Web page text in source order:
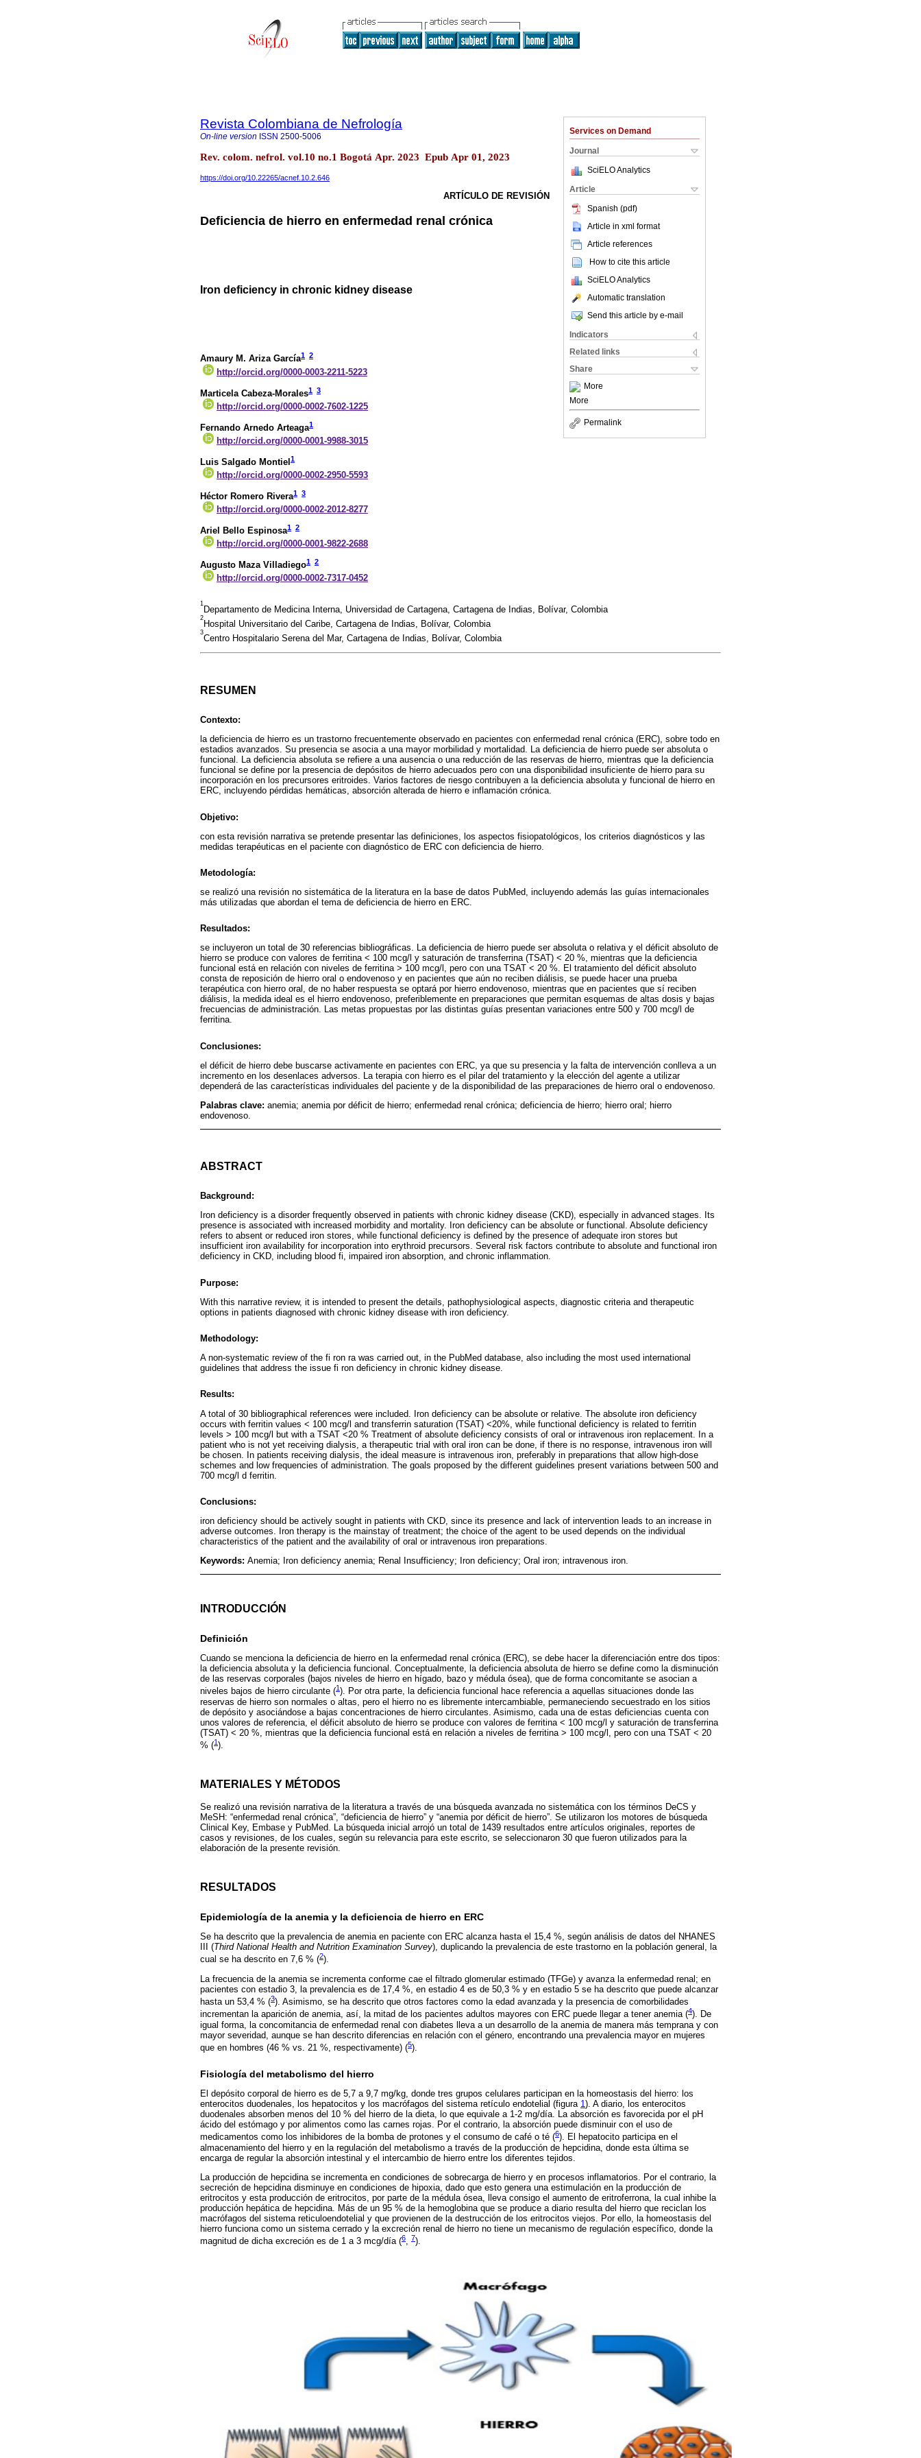
Services on Demand
Journal
SciELO Analytics
Article
Spanish (pdf)
Article in xml format
Article references
How to cite this article
SciELO Analytics
Automatic translation
Send this article by e-mail
Indicators
Related links
Share
More
More
Permalink
Revista Colombiana de Nefrología
On-line version ISSN 2500-5006
Rev. colom. nefrol. vol.10 no.1 Bogotá Apr. 2023 Epub Apr 01, 2023
https://doi.org/10.22265/acnef.10.2.646
ARTÍCULO DE REVISIÓN
Deficiencia de hierro en enfermedad renal crónica
Iron deficiency in chronic kidney disease
Amaury M. Ariza García1 2
http://orcid.org/0000-0003-2211-5223
Marticela Cabeza-Morales1 3
http://orcid.org/0000-0002-7602-1225
Fernando Arnedo Arteaga1
http://orcid.org/0000-0001-9988-3015
Luis Salgado Montiel 1
http://orcid.org/0000-0002-2950-5593
Héctor Romero Rivera1 3
http://orcid.org/0000-0002-2012-8277
Ariel Bello Espinosa1 2
http://orcid.org/0000-0001-9822-2688
Augusto Maza Villadiego1 2
http://orcid.org/0000-0002-7317-0452
1
Departamento de Medicina Interna, Universidad de Cartagena, Cartagena de Indias, Bolívar, Colombia
2
Hospital Universitario del Caribe, Cartagena de Indias, Bolívar, Colombia
3
Centro Hospitalario Serena del Mar, Cartagena de Indias, Bolívar, Colombia
RESUMEN
Contexto:
la deficiencia de hierro es un trastorno frecuentemente observado en pacientes con enfermedad renal crónica (ERC), sobre todo en
estadios avanzados. Su presencia se asocia a una mayor morbilidad y mortalidad. La deficiencia de hierro puede ser absoluta o
funcional. La deficiencia absoluta se refiere a una ausencia o una reducción de las reservas de hierro, mientras que la deficiencia
funcional se define por la presencia de depósitos de hierro adecuados pero con una disponibilidad insuficiente de hierro para su
incorporación en los precursores eritroides. Varios factores de riesgo contribuyen a la deficiencia absoluta y funcional de hierro en
ERC, incluyendo pérdidas hemáticas, absorción alterada de hierro e inflamación crónica.
Objetivo:
con esta revisión narrativa se pretende presentar las definiciones, los aspectos fisiopatológicos, los criterios diagnósticos y las
medidas terapéuticas en el paciente con diagnóstico de ERC con deficiencia de hierro.
Metodología:
se realizó una revisión no sistemática de la literatura en la base de datos PubMed, incluyendo además las guías internacionales
más utilizadas que abordan el tema de deficiencia de hierro en ERC.
Resultados:
se incluyeron un total de 30 referencias bibliográficas. La deficiencia de hierro puede ser absoluta o relativa y el déficit absoluto de
hierro se produce con valores de ferritina < 100 mcg/l y saturación de transferrina (TSAT) < 20 %, mientras que la deficiencia
funcional está en relación con niveles de ferritina > 100 mcg/l, pero con una TSAT < 20 %. El tratamiento del déficit absoluto
consta de reposición de hierro oral o endovenoso y en pacientes que aún no reciben diálisis, se puede hacer una prueba
terapéutica con hierro oral, de no haber respuesta se optará por hierro endovenoso, mientras que en pacientes que sí reciben
diálisis, la medida ideal es el hierro endovenoso, preferiblemente en preparaciones que permitan esquemas de altas dosis y bajas
frecuencias de administración. Las metas propuestas por las distintas guías presentan variaciones entre 500 y 700 mcg/l de
ferritina.
Conclusiones:
el déficit de hierro debe buscarse activamente en pacientes con ERC, ya que su presencia y la falta de intervención conlleva a un
incremento en los desenlaces adversos. La terapia con hierro es el pilar del tratamiento y la elección del agente a utilizar
dependerá de las características individuales del paciente y de la disponibilidad de las preparaciones de hierro oral o endovenoso.
Palabras clave: anemia; anemia por déficit de hierro; enfermedad renal crónica; deficiencia de hierro; hierro oral; hierro
endovenoso.
ABSTRACT
Background:
Iron deficiency is a disorder frequently observed in patients with chronic kidney disease (CKD), especially in advanced stages. Its
presence is associated with increased morbidity and mortality. Iron deficiency can be absolute or functional. Absolute deficiency
refers to absent or reduced iron stores, while functional deficiency is defined by the presence of adequate iron stores but
insufficient iron availability for incorporation into erythroid precursors. Several risk factors contribute to absolute and functional iron
deficiency in CKD, including blood fi, impaired iron absorption, and chronic inflammation.
Purpose:
With this narrative review, it is intended to present the details, pathophysiological aspects, diagnostic criteria and therapeutic
options in patients diagnosed with chronic kidney disease with iron deficiency.
Methodology:
A non-systematic review of the fi ron ra was carried out, in the PubMed database, also including the most used international
guidelines that address the issue fi ron deficiency in chronic kidney disease.
Results:
A total of 30 bibliographical references were included. Iron deficiency can be absolute or relative. The absolute iron deficiency
occurs with ferritin values < 100 mcg/l and transferrin saturation (TSAT) <20%, while functional deficiency is related to ferritin
levels > 100 mcg/l but with a TSAT <20 % Treatment of absolute deficiency consists of oral or intravenous iron replacement. In a
patient who is not yet receiving dialysis, a therapeutic trial with oral iron can be done, if there is no response, intravenous iron will
be chosen. In patients receiving dialysis, the ideal measure is intravenous iron, preferably in preparations that allow high-dose
schemes and low frequencies of administration. The goals proposed by the different guidelines present variations between 500 and
700 mcg/l d ferritin.
Conclusions:
iron deficiency should be actively sought in patients with CKD, since its presence and lack of intervention leads to an increase in
adverse outcomes. Iron therapy is the mainstay of treatment; the choice of the agent to be used depends on the individual
characteristics of the patient and the availability of oral or intravenous iron preparations.
Keywords: Anemia; Iron deficiency anemia; Renal Insufficiency; Iron deficiency; Oral iron; intravenous iron.
INTRODUCCIÓN
Definición
Cuando se menciona la deficiencia de hierro en la enfermedad renal crónica (ERC), se debe hacer la diferenciación entre dos tipos:
la deficiencia absoluta y la deficiencia funcional. Conceptualmente, la deficiencia absoluta de hierro se define como la disminución
de las reservas corporales (bajos niveles de hierro en hígado, bazo y médula ósea), que de forma concomitante se asocian a
niveles bajos de hierro circulante (1 ). Por otra parte, la deficiencia funcional hace referencia a aquellas situaciones donde las
reservas de hierro son normales o altas, pero el hierro no es libremente intercambiable, permaneciendo secuestrado en los sitios
de depósito y asociándose a bajas concentraciones de hierro circulantes. Asimismo, cada una de estas deficiencias cuenta con
unos valores de referencia, el déficit absoluto de hierro se produce con valores de ferritina < 100 mcg/l y saturación de transferrina
(TSAT) < 20 %, mientras que la deficiencia funcional está en relación a niveles de ferritina > 100 mcg/l, pero con una TSAT < 20
% (1).
MATERIALES Y MÉTODOS
Se realizó una revisión narrativa de la literatura a través de una búsqueda avanzada no sistemática con los términos DeCS y
MeSH: “enfermedad renal crónica”, “deficiencia de hierro” y “anemia por déficit de hierro”. Se utilizaron los motores de búsqueda
Clinical Key, Embase y PubMed. La búsqueda inicial arrojó un total de 1439 resultados entre artículos originales, reportes de
casos y revisiones, de los cuales, según su relevancia para este escrito, se seleccionaron 30 que fueron utilizados para la
elaboración de la presente revisión.
RESULTADOS
Epidemiología de la anemia y la deficiencia de hierro en ERC
Se ha descrito que la prevalencia de anemia en paciente con ERC alcanza hasta el 15,4 %, según análisis de datos del NHANES
III (Third National Health and Nutrition Examination Survey), duplicando la prevalencia de este trastorno en la población general, la
cual se ha descrito en 7,6 % (2).
La frecuencia de la anemia se incrementa conforme cae el filtrado glomerular estimado (TFGe) y avanza la enfermedad renal; en
pacientes con estadio 3, la prevalencia es de 17,4 %, en estadio 4 es de 50,3 % y en estadio 5 se ha descrito que puede alcanzar
hasta un 53,4 % (3). Asimismo, se ha descrito que otros factores como la edad avanzada y la presencia de comorbilidades
incrementan la aparición de anemia, así, la mitad de los pacientes adultos mayores con ERC puede llegar a tener anemia (4). De
igual forma, la concomitancia de enfermedad renal con diabetes lleva a un desarrollo de la anemia de manera más temprana y con
mayor severidad, aunque se han descrito diferencias en relación con el género, encontrando una prevalencia mayor en mujeres
que en hombres (46 % vs. 21 %, respectivamente) (5).
Fisiología del metabolismo del hierro
El depósito corporal de hierro es de 5,7 a 9,7 mg/kg, donde tres grupos celulares participan en la homeostasis del hierro: los
enterocitos duodenales, los hepatocitos y los macrófagos del sistema retículo endotelial (figura 1). A diario, los enterocitos
duodenales absorben menos del 10 % del hierro de la dieta, lo que equivale a 1-2 mg/día. La absorción es favorecida por el pH
ácido del estómago y por alimentos como las carnes rojas. Por el contrario, la absorción puede disminuir con el uso de
medicamentos como los inhibidores de la bomba de protones y el consumo de café o té (6). El hepatocito participa en el
almacenamiento del hierro y en la regulación del metabolismo a través de la producción de hepcidina, donde esta última se
encarga de regular la absorción intestinal y el intercambio de hierro entre los diferentes tejidos.
La producción de hepcidina se incrementa en condiciones de sobrecarga de hierro y en procesos inflamatorios. Por el contrario, la
secreción de hepcidina disminuye en condiciones de hipoxia, dado que esto genera una estimulación en la producción de
eritrocitos y esta producción de eritrocitos, por parte de la médula ósea, lleva consigo el aumento de eritroferrona, la cual inhibe la
producción hepática de hepcidina. Más de un 95 % de la hemoglobina que se produce a diario resulta del hierro que reciclan los
macrófagos del sistema reticuloendotelial y que provienen de la destrucción de los eritrocitos viejos. Por ello, la homeostasis del
hierro funciona como un sistema cerrado y la excreción renal de hierro no tiene un mecanismo de regulación específico, donde la
magnitud de dicha excreción es de 1 a 3 mcg/día (6, 7).